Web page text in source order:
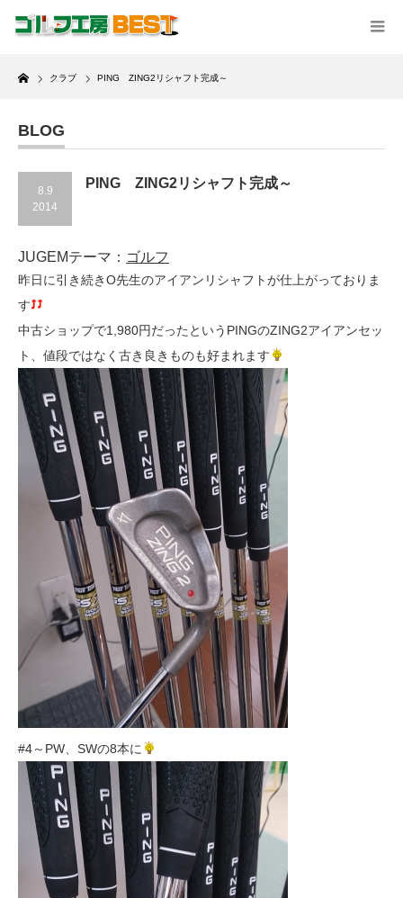
Home
クラブ PING ZING2リシャフト完成～
BLOG
8.9
2014
PING ZING2リシャフト完成～
JUGEMテーマ： ゴルフ
昨日に引き続きO先生のアイアンリシャフトが仕上がっておりま
す
中古ショップで1,980円だったというPINGのZING2アイアンセッ
ト、値段ではなく古き良きものも好まれます
#4～PW、SWの8本に